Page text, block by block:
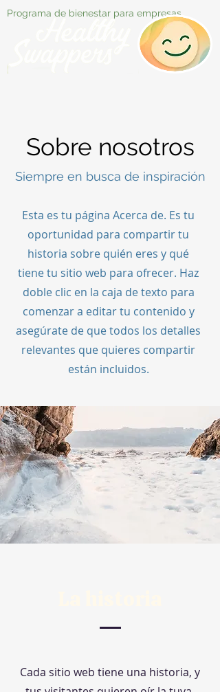
Programa de bienestar para empresas
Sobre nosotros
Siempre en busca de inspiración
Esta es tu página Acerca de. Es tu
oportunidad para compartir tu
historia sobre quién eres y qué
tiene tu sitio web para ofrecer. Haz
doble clic en la caja de texto para
comenzar a editar tu contenido y
asegúrate de que todos los detalles
relevantes que quieres compartir
están incluidos.
Cada sitio web tiene una historia, y